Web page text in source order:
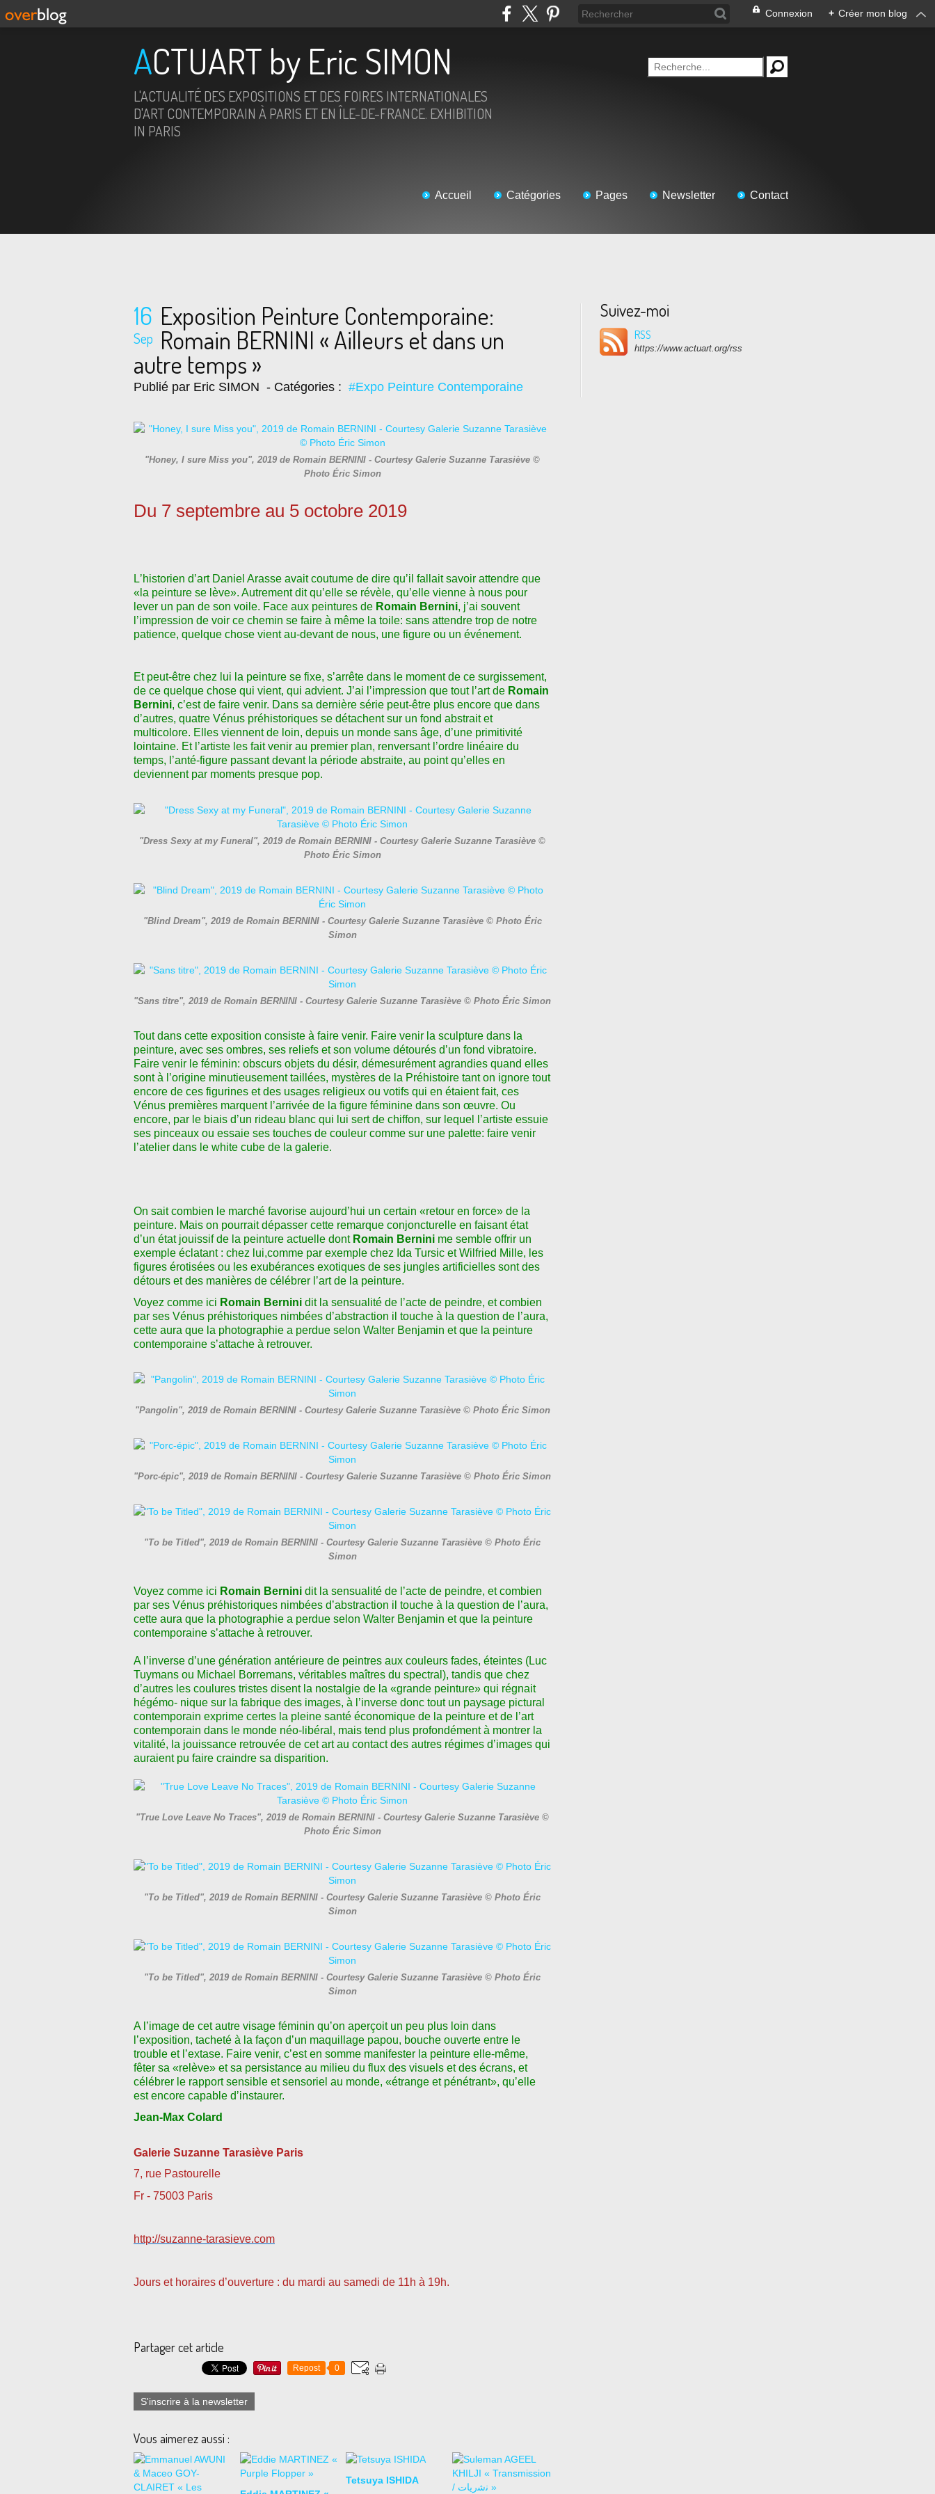
Connexion + Créer mon blog
ACTUART by Eric SIMON
L'ACTUALITÉ DES EXPOSITIONS ET DES FOIRES INTERNATIONALES
D'ART CONTEMPORAIN À PARIS ET EN ÎLE-DE-FRANCE. EXHIBITION
IN PARIS
Accueil Catégories Pages Newsletter Contact
16
Sep
Exposition Peinture Contemporaine:
Romain BERNINI « Ailleurs et dans un
autre temps »
Publié par Eric SIMON - Catégories : #Expo Peinture Contemporaine
"Honey, I sure Miss you", 2019 de Romain BERNINI - Courtesy Galerie Suzanne Tarasiève ©
Photo Éric Simon
Du 7 septembre au 5 octobre 2019
Lʼhistorien dʼart Daniel Arasse avait coutume de dire quʼil fallait savoir attendre que
«la peinture se lève». Autrement dit quʼelle se révèle, quʼelle vienne à nous pour
lever un pan de son voile. Face aux peintures de Romain Bernini, jʼai souvent
ʼimpression de voir ce chemin se faire à même la toile: sans attendre trop de notre
patience, quelque chose vient au-devant de nous, une figure ou un événement.
Et peut-être chez lui la peinture se fixe, sʼarrête dans le moment de ce surgissement,
de ce quelque chose qui vient, qui advient. Jʼai l ʼimpression que tout l ʼart de Romain
Bernini, cʼest de faire venir. Dans sa dernière série peut-être plus encore que dans
dʼautres, quatre Vénus préhistoriques se détachent sur un fond abstrait et
multicolore. Elles viennent de loin, depuis un monde sans âge, dʼune primitivité
lointaine. Et l ʼartiste les fait venir au premier plan, renversant l ʼordre linéaire du
temps, l ʼanté-figure passant devant la période abstraite, au point quʼelles en
deviennent par moments presque pop.
"Dress Sexy at my Funeral", 2019 de Romain BERNINI - Courtesy Galerie Suzanne Tarasiève ©
Photo Éric Simon
"Blind Dream", 2019 de Romain BERNINI - Courtesy Galerie Suzanne Tarasiève © Photo Éric
Simon
"Sans titre", 2019 de Romain BERNINI - Courtesy Galerie Suzanne Tarasiève © Photo Éric Simon
Tout dans cette exposition consiste à faire venir. Faire venir la sculpture dans la
peinture, avec ses ombres, ses reliefs et son volume détourés dʼun fond vibratoire.
Faire venir le féminin: obscurs objets du désir, démesurément agrandies quand elles
sont à l ʼorigine minutieusement taillées, mystères de la Préhistoire tant on ignore tout
encore de ces figurines et des usages religieux ou votifs qui en étaient fait, ces
Vénus premières marquent l ʼarrivée de la figure féminine dans son œuvre. Ou
encore, par le biais dʼun rideau blanc qui lui sert de chiffon, sur lequel l ʼartiste essuie
ses pinceaux ou essaie ses touches de couleur comme sur une palette: faire venir
ʼatelier dans le white cube de la galerie.
On sait combien le marché favorise aujourdʼhui un certain «retour en force» de la
peinture. Mais on pourrait dépasser cette remarque conjoncturelle en faisant état
dʼun état jouissif de la peinture actuelle dont Romain Bernini me semble offrir un
exemple éclatant : chez lui,comme par exemple chez Ida Tursic et Wilfried Mille, les
figures érotisées ou les exubérances exotiques de ses jungles artificielles sont des
détours et des manières de célébrer l ʼart de la peinture.
Voyez comme ici Romain Bernini dit la sensualité de l ʼacte de peindre, et combien
par ses Vénus préhistoriques nimbées dʼabstraction il touche à la question de l ʼaura,
cette aura que la photographie a perdue selon Walter Benjamin et que la peinture
contemporaine sʼattache à retrouver.
"Pangolin", 2019 de Romain BERNINI - Courtesy Galerie Suzanne Tarasiève © Photo Éric Simon
"Porc-épic", 2019 de Romain BERNINI - Courtesy Galerie Suzanne Tarasiève © Photo Éric Simon
"To be Titled", 2019 de Romain BERNINI - Courtesy Galerie Suzanne Tarasiève © Photo Éric
Simon
Voyez comme ici Romain Bernini dit la sensualité de l ʼacte de peindre, et combien
par ses Vénus préhistoriques nimbées dʼabstraction il touche à la question de l ʼaura,
cette aura que la photographie a perdue selon Walter Benjamin et que la peinture
contemporaine sʼattache à retrouver.
A l ʼinverse dʼune génération antérieure de peintres aux couleurs fades, éteintes (Luc
Tuymans ou Michael Borremans, véritables maîtres du spectral), tandis que chez
dʼautres les coulures tristes disent la nostalgie de la «grande peinture» qui régnait
hégémo- nique sur la fabrique des images, à l ʼinverse donc tout un paysage pictural
contemporain exprime certes la pleine santé économique de la peinture et de l ʼart
contemporain dans le monde néo-libéral, mais tend plus profondément à montrer la
vitalité, la jouissance retrouvée de cet art au contact des autres régimes dʼimages qui
auraient pu faire craindre sa disparition.
"True Love Leave No Traces", 2019 de Romain BERNINI - Courtesy Galerie Suzanne Tarasiève ©
Photo Éric Simon
"To be Titled", 2019 de Romain BERNINI - Courtesy Galerie Suzanne Tarasiève © Photo Éric
Simon
"To be Titled", 2019 de Romain BERNINI - Courtesy Galerie Suzanne Tarasiève © Photo Éric
Simon
A l ʼimage de cet autre visage féminin quʼon aperçoit un peu plus loin dans
ʼexposition, tacheté à la façon dʼun maquillage papou, bouche ouverte entre le
trouble et l ʼextase. Faire venir, cʼest en somme manifester la peinture elle-même,
fêter sa «relève» et sa persistance au milieu du flux des visuels et des écrans, et
célébrer le rapport sensible et sensoriel au monde, «étrange et pénétrant», quʼelle
est encore capable dʼinstaurer.
Jean-Max Colard
Galerie Suzanne Tarasiève Paris
7, rue Pastourelle
Fr - 75003 Paris
http://suzanne-tarasieve.com
Jours et horaires d’ouverture : du mardi au samedi de 11h à 19h.
Partager cet article
Repost 0
S'inscrire à la newsletter
Vous aimerez aussi :
Tetsuya ISHIDA
Suivez-moi
RSS
https://www.actuart.org/rss